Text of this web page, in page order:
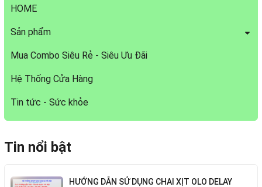
HOME
Sản phẩm
Mua Combo Siêu Rẻ - Siêu Ưu Đãi
Hệ Thống Cửa Hàng
Tin tức - Sức khỏe
Tin nổi bật
HƯỚNG DẪN SỬ DỤNG CHAI XỊT OLO DELAY